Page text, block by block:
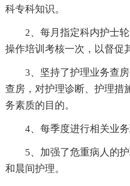
科专科知识。
2、每月指定科内护士轮
操作培训考核一次，以督促
3、坚持了护理业务查房
查房，对护理诊断、护理措
务素质的目的。
4、每季度进行相关业务
5、加强了危重病人的护
和晨间护理。